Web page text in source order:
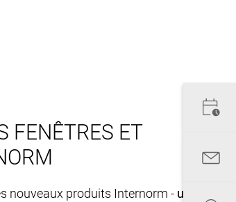
FENÊTRES ET
nouveaux produits Internorm - une